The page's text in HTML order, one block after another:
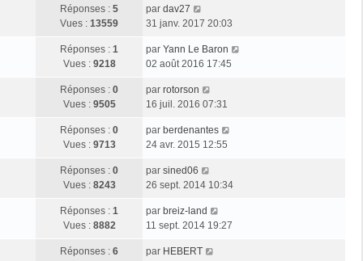
a
g
s
a
g
r
m
s
a
g
n
i
r
m
s
a
g
Réponses : 5
Vues : 13559
D
e
n
i
r
m
s
a
g
par dav27
31 janv. 2017 20:03
Réponses : 1
Vues : 9218
D
e
n
i
r
m
s
a
g
par Yann Le Baron
02 août 2016 17:45
Réponses : 0
Vues : 9505
D
e
n
i
r
m
s
a
par rotorson
16 juil. 2016 07:31
Réponses : 0
Vues : 9713
D
e
n
i
r
m
par berdenantes
24 avr. 2015 12:55
Réponses : 0
Vues : 8243
D
e
n
i
r
par sined06
26 sept. 2014 10:34
Réponses : 1
Vues : 8882
D
e
n
par breiz-land
11 sept. 2014 19:27
Réponses : 6
D
par HEBERT